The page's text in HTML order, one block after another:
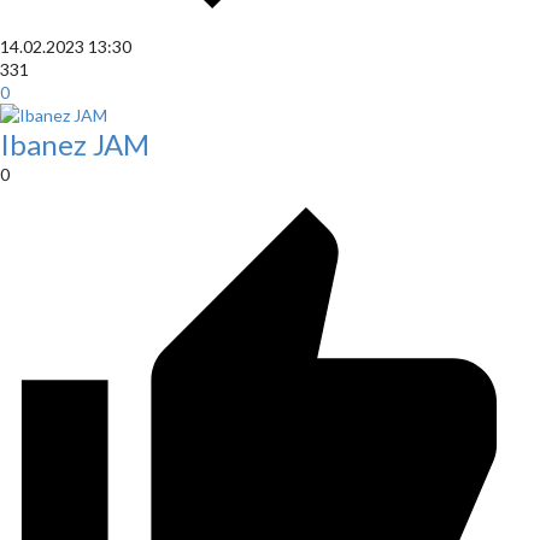
14.02.2023 13:30
331
0
Ibanez JAM
0